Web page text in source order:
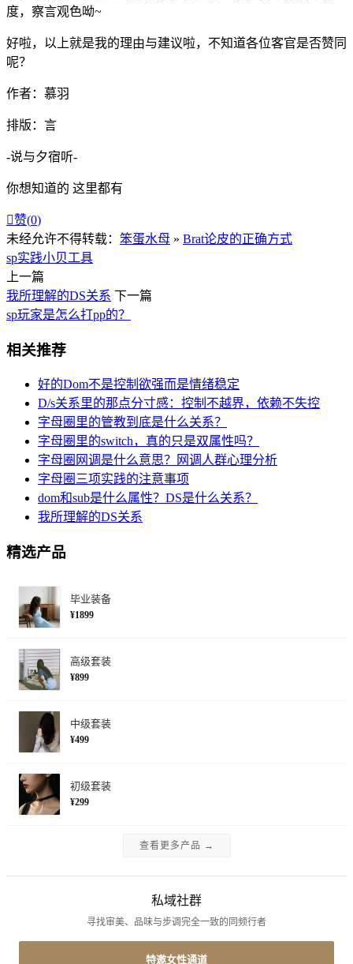
度，察言观色呦~
好啦，以上就是我的理由与建议啦，不知道各位客官是否赞同
呢？
作者：慕羽
排版：言
-说与夕宿听-
你想知道的 这里都有
赞(0)
未经允许不得转载： 笨蛋水母 » Brat论皮的正确方式
sp实践小贝工具
上一篇
我所理解的DS关系 下一篇
sp玩家是怎么打pp的？
相关推荐
好的Dom不是控制欲强而是情绪稳定
D/s关系里的那点分寸感：控制不越界，依赖不失控
字母圈里的管教到底是什么关系？
字母圈里的switch，真的只是双属性吗？
字母圈网调是什么意思？网调人群心理分析
字母圈三项实践的注意事项
dom和sub是什么属性？DS是什么关系？
我所理解的DS关系
精选产品
毕业装备
¥1899
高级套装
¥899
中级套装
¥499
初级套装
¥299
查看更多产品 →
私域社群
寻找审美、品味与步调完全一致的同频行者
特邀女性通道